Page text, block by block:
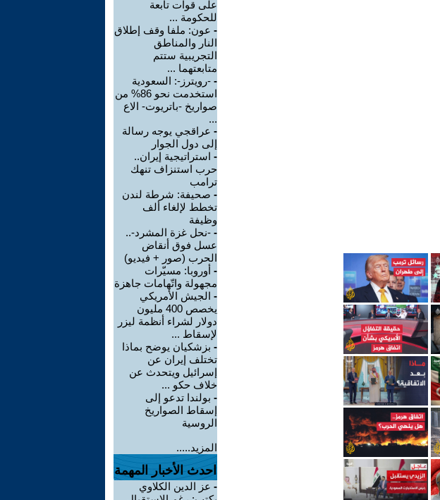
على قوات تابعة
للحكومة ...
- عون: ملفا وقف إطلاق
النار والمناطق
التجريبية ستتم
متابعتهما ...
- -رويترز-: السعودية
استخدمت نحو 86% من
صواريخ -باتريوت- الاع
...
- عراقجي يوجه رسالة
إلى دول الجوار
- استراتيجية إيران..
حرب استنزاف تنهك
ترامب
- صحيفة: شرطة لندن
تخطط لإلغاء ألف
وظيفة
- -نحل غزة المشرد-..
عسل فوق أنقاض
الحرب (صور + فيديو)
- أوروبا: مسيّرات
مجهولة واتّهامات جاهزة
- الجيش الأمريكي
يخصص 400 مليون
دولار لشراء أنظمة ليزر
لإسقاط ...
- بزشكيان يوضح بماذا
تختلف إيران عن
إسرائيل ويتحدث عن
خلاف حكو ...
- بولندا تدعو إلى
إسقاط الصواريخ
الروسية
المزيد.....
احدث الأخبار المهمة
- عز الدين الكلاوي